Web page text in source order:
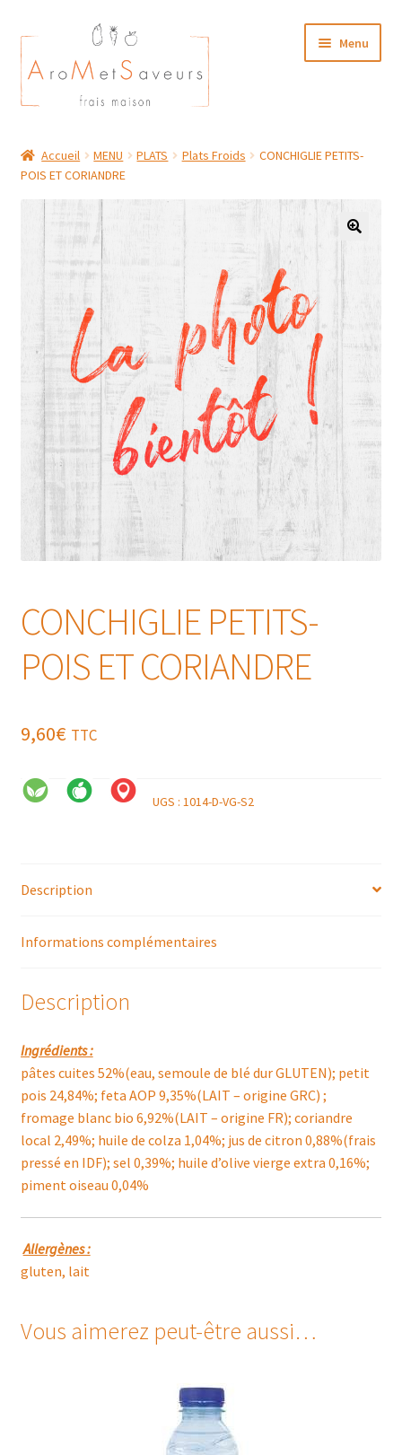
Aller
à
la
navigation
Aller
au
contenu
Menu
Plat du Jour/ Menu Week end
NOS BOUTIQUES
MON COMPTE
Accueil MENU PLATS Plats Froids
CONCHIGLIE PETITS-
POIS ET CORIANDRE
CONCHIGLIE PETITS-
POIS ET CORIANDRE
9,60€ TTC
UGS : 1014-D-VG-S2
Description
Informations complémentaires
Description
Ingrédients :
pâtes cuites 52%(eau, semoule de blé dur GLUTEN); petit
pois 24,84%; feta AOP 9,35%(LAIT – origine GRC) ;
fromage blanc bio 6,92%(LAIT – origine FR); coriandre
local 2,49%; huile de colza 1,04%; jus de citron 0,88%(frais
pressé en IDF); sel 0,39%; huile d’olive vierge extra 0,16%;
piment oiseau 0,04%
Allergènes :
gluten, lait
Vous aimerez peut-être aussi…